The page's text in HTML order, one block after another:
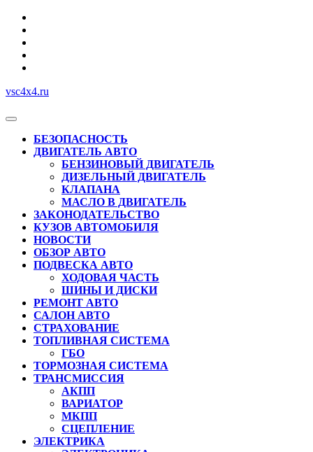
Перейти
содержимому
vsc4x4.ru
Кнопка
ОткрытьБЕЗОПАСНОСТЬ
ДВИГАТЕЛЬ АВТО
БЕНЗИНОВЫЙ ДВИГАТЕЛЬ
ДИЗЕЛЬНЫЙ ДВИГАТЕЛЬ
КЛАПАНА
МАСЛО В ДВИГАТЕЛЬ
ЗАКОНОДАТЕЛЬСТВО
КУЗОВ АВТОМОБИЛЯ
НОВОСТИ
ОБЗОР АВТО
ПОДВЕСКА АВТО
ХОДОВАЯ ЧАСТЬ
ШИНЫ И ДИСКИ
РЕМОНТ АВТО
САЛОН АВТО
СТРАХОВАНИЕ
ТОПЛИВНАЯ СИСТЕМА
ГБО
ТОРМОЗНАЯ СИСТЕМА
ТРАНСМИССИЯ
АКПП
ВАРИАТОР
МКПП
СЦЕПЛЕНИЕ
ЭЛЕКТРИКА